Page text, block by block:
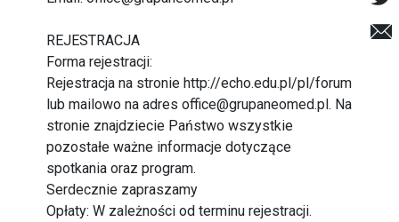
REJESTRACJA
Forma rejestracji:
Rejestracja na stroniehttp://echo.edu.pl/pl/forum
lub mailowo na adresoffice@grupaneomed.pl. Na
stronie znajdziecie Państwo wszystkie
pozostałe ważne informacje dotyczące
spotkania oraz program.
Serdecznie zapraszamy
Opłaty: W zależności od terminu rejestracji.